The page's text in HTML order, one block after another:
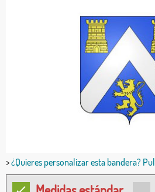
>¿Quieres personalizar esta bandera?